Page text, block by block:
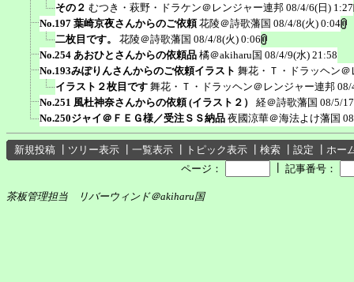
その２ むつき・萩野・ドラケン＠レンジャー連邦 08/4/6(日) 1:27
No.197 葉崎京夜さんからのご依頼 花陵＠詩歌藩国 08/4/8(火) 0:04
二枚目です。
花陵＠詩歌藩国 08/4/8(火) 0:06
No.254 あおひとさんからの依頼品 橘＠akiharu国 08/4/9(水) 21:58
No.193みぽりんさんからのご依頼イラスト 舞花・Ｔ・ドラッヘン
イラスト２枚目です 舞花・Ｔ・ドラッヘン＠レンジャー連邦 08/
No.251 風杜神奈さんからの依頼 (イラスト２）
経＠詩歌藩国 08/5/
No.250ジャイ＠ＦＥＧ様／受注ＳＳ納品 夜國涼華＠海法よけ藩国
新規投稿 ツリー表示 一覧表示 トピック表示 検索 設定
ホー
ページ：
記事番号：
茶板管理担当 リバーウィンド＠akiharu国